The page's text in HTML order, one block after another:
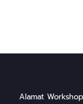
Alamat Workshop